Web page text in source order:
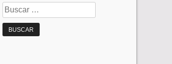
Buscar: